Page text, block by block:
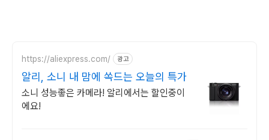
https://aliexpress.com/ 광고
알리, 소니 내 맘에 쏙드는 오늘의 특가
소니 성능좋은 카메라! 알리에서는 할인중이
에요!